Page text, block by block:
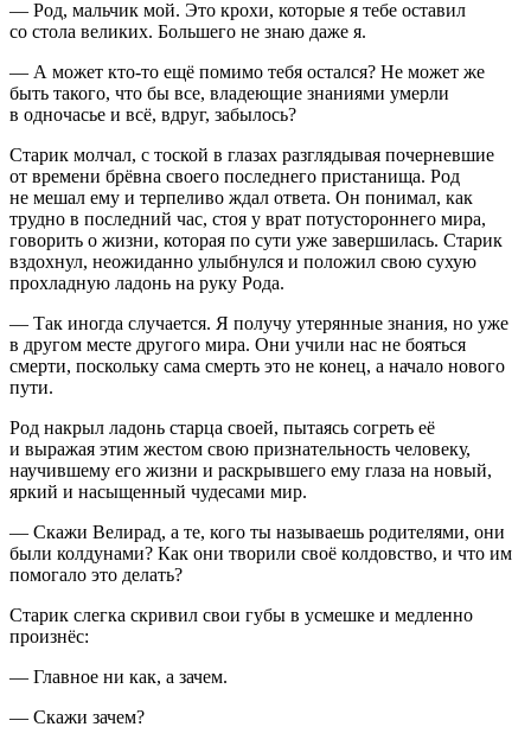
— Род, мальчик мой. Это крохи, которые я тебе оставил
со стола великих. Большего не знаю даже я.
— А может кто-то ещё помимо тебя остался? Не может же
быть такого, что бы все, владеющие знаниями умерли
в одночасье и всё, вдруг, забылось?
Старик молчал, с тоской в глазах разглядывая почерневшие
от времени брёвна своего последнего пристанища. Род
не мешал ему и терпеливо ждал ответа. Он понимал, как
трудно в последний час, стоя у врат потустороннего мира,
говорить о жизни, которая по сути уже завершилась. Старик
вздохнул, неожиданно улыбнулся и положил свою сухую
прохладную ладонь на руку Рода.
— Так иногда случается. Я получу утерянные знания, но уже
в другом месте другого мира. Они учили нас не бояться
смерти, поскольку сама смерть это не конец, а начало нового
пути.
Род накрыл ладонь старца своей, пытаясь согреть её
и выражая этим жестом свою признательность человеку,
научившему его жизни и раскрывшего ему глаза на новый,
яркий и насыщенный чудесами мир.
— Скажи Велирад, а те, кого ты называешь родителями, они
были колдунами? Как они творили своё колдовство, и что им
помогало это делать?
Старик слегка скривил свои губы в усмешке и медленно
произнёс:
— Главное ни как, а зачем.
— Скажи зачем?